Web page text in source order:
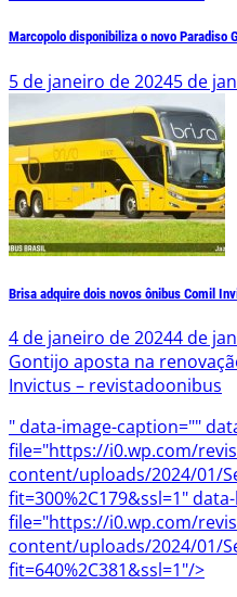
Marcopolo disponibiliza o novo Paradiso
5 de janeiro de 20245 de
Brisa adquire dois novos ônibus Comil
4 de janeiro de 20244 de
Gontijo aposta na
Invictus – revistadoonibus
" data-image-caption=""
file="https://i0.wp.com/
content/uploads/2024/01/
fit=300%2C179&ssl=1"
file="https://i0.wp.com/
content/uploads/2024/01/
fit=640%2C381&ssl=1"/>